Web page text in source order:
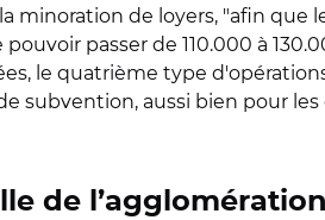
minoration de loyers, "afin que
passer de 110.000 à
le quatrième type
subvention, aussi bien pour
de